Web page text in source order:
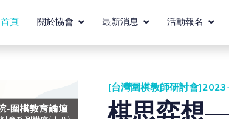
首頁 關於協會 最新消息 活動報名
[台灣圍棋教師研討會